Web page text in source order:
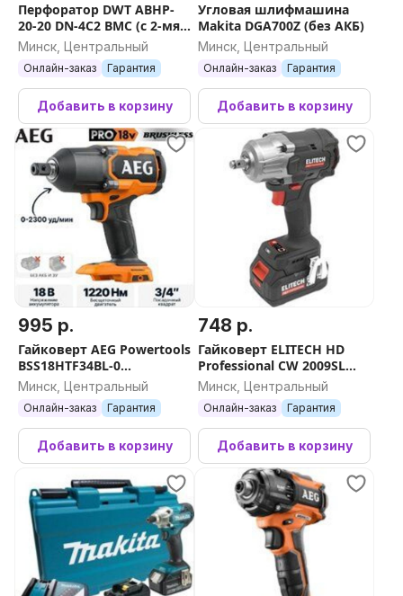
Перфоратор DWT ABHP-
20-20 DN-4C2 BMC (с 2-мя
АКБ, кейс)
Минск, Центральный
Онлайн-заказ Гарантия
Добавить в корзину
Угловая шлифмашина
Makita DGA700Z (без АКБ)
Минск, Центральный
Онлайн-заказ Гарантия
Добавить в корзину
995 р.
Гайковерт AEG Powertools
BSS18HTF34BL-0
4935500151 (без АКБ)
Минск, Центральный
Онлайн-заказ Гарантия
Добавить в корзину
748 р.
Гайковерт ELITECH HD
Professional CW 2009SL
E2201.059.01 (с 1-им АКБ 4
Ач, кейс)
Минск, Центральный
Онлайн-заказ Гарантия
Добавить в корзину